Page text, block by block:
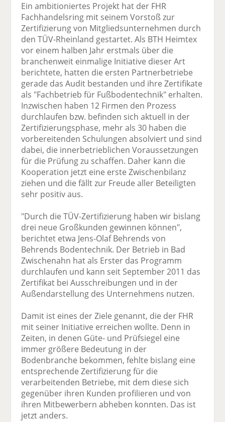
Ein ambitioniertes Projekt hat der FHR
Fachhandelsring mit seinem Vorstoß zur
Zertifizierung von Mitgliedsunternehmen durch
den TÜV-Rheinland gestartet. Als BTH Heimtex
vor einem halben Jahr erstmals über die
branchenweit einmalige Initiative dieser Art
berichtete, hatten die ersten Partnerbetriebe
gerade das Audit bestanden und ihre Zertifikate
als "Fachbetrieb für Fußbodentechnik" erhalten.
Inzwischen haben 12 Firmen den Prozess
durchlaufen bzw. befinden sich aktuell in der
Zertifizierungsphase, mehr als 30 haben die
vorbereitenden Schulungen absolviert und sind
dabei, die innerbetrieblichen Voraussetzungen
für die Prüfung zu schaffen. Daher kann die
Kooperation jetzt eine erste Zwischenbilanz
ziehen und die fällt zur Freude aller Beteiligten
sehr positiv aus.
"Durch die TÜV-Zertifizierung haben wir bislang
drei neue Großkunden gewinnen können",
berichtet etwa Jens-Olaf Behrends von
Behrends Bodentechnik. Der Betrieb in Bad
Zwischenahn hat als Erster das Programm
durchlaufen und kann seit September 2011 das
Zertifikat bei Ausschreibungen und in der
Außendarstellung des Unternehmens nutzen.
Damit ist eines der Ziele genannt, die der FHR
mit seiner Initiative erreichen wollte. Denn in
Zeiten, in denen Güte- und Prüfsiegel eine
immer größere Bedeutung in der
Bodenbranche bekommen, fehlte bislang eine
entsprechende Zertifizierung für die
verarbeitenden Betriebe, mit dem diese sich
gegenüber ihren Kunden profilieren und von
ihren Mitbewerbern abheben konnten. Das ist
jetzt anders.